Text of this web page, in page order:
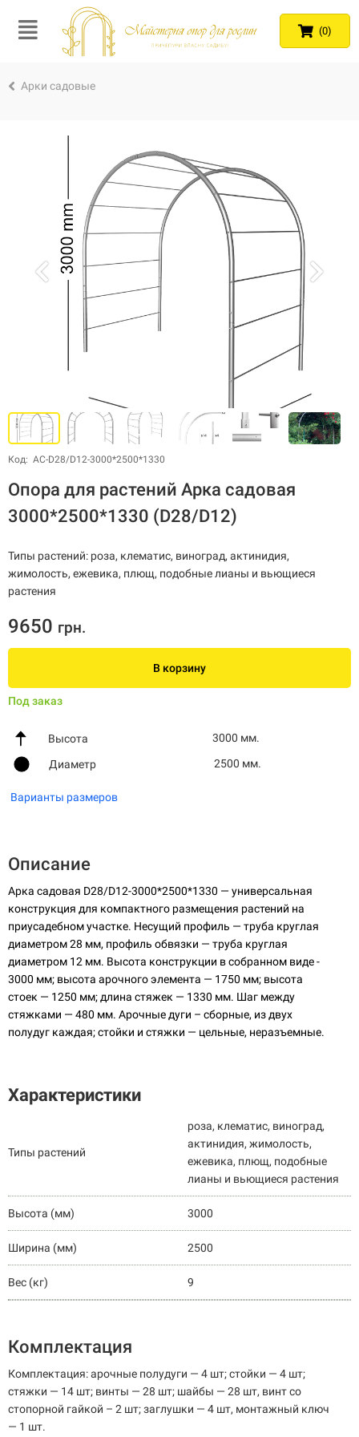
(0)
Арки садовые
Код: АС-D28/D12-3000*2500*1330
Опора для растений Арка садовая
3000*2500*1330 (D28/D12)
Типы растений: роза, клематис, виноград, актинидия,
жимолость, ежевика, плющ, подобные лианы и вьющиеся
растения
9650 грн.
В корзину
Под заказ
Высота 3000 мм.
Диаметр 2500 мм.
Варианты размеров
Описание
Арка садовая D28/D12-3000*2500*1330 — универсальная
конструкция для компактного размещения растений на
приусадебном участке. Несущий профиль — труба круглая
диаметром 28 мм, профиль обвязки — труба круглая
диаметром 12 мм. Высота конструкции в собранном виде -
3000 мм; высота арочного элемента — 1750 мм; высота
стоек — 1250 мм; длина стяжек — 1330 мм. Шаг между
стяжками — 480 мм. Арочные дуги – сборные, из двух
полудуг каждая; стойки и стяжки — цельные, неразъемные.
Характеристики
Типы растений
роза, клематис, виноград,
актинидия, жимолость,
ежевика, плющ, подобные
лианы и вьющиеся растения
Высота (мм) 3000
Ширина (мм) 2500
Вес (кг) 9
Комплектация
Комплектация: арочные полудуги — 4 шт; стойки — 4 шт;
стяжки — 14 шт; винты — 28 шт; шайбы — 28 шт, винт со
стопорной гайкой – 2 шт; заглушки — 4 шт, монтажный ключ
— 1 шт.